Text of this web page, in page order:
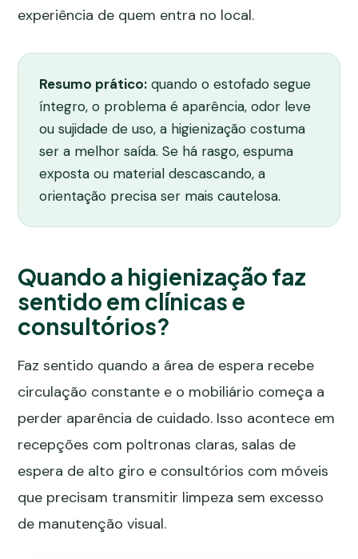
experiência de quem entra no local.
Resumo prático: quando o estofado segue
íntegro, o problema é aparência, odor leve
ou sujidade de uso, a higienização costuma
ser a melhor saída. Se há rasgo, espuma
exposta ou material descascando, a
orientação precisa ser mais cautelosa.
Quando a higienização faz
sentido em clínicas e
consultórios?
Faz sentido quando a área de espera recebe
circulação constante e o mobiliário começa a
perder aparência de cuidado. Isso acontece em
recepções com poltronas claras, salas de
espera de alto giro e consultórios com móveis
que precisam transmitir limpeza sem excesso
de manutenção visual.